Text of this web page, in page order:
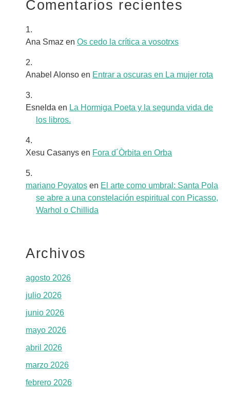
Comentarios recientes
Ana Smaz en Os cedo la crítica a vosotrxs
Anabel Alonso en Entrar a oscuras en La mujer rota
Esnelda en La Hormiga Poeta y la segunda vida de
los libros.
Xesu Casanys en Fora d´Òrbita en Orba
mariano Poyatos en El arte como umbral: Santa Pola
se abre a una constelación espiritual con Picasso,
Warhol o Chillida
Archivos
agosto 2026
julio 2026
junio 2026
mayo 2026
abril 2026
marzo 2026
febrero 2026